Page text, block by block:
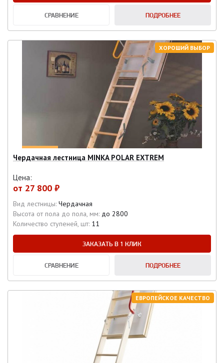
СРАВНЕНИЕ ПОДРОБНЕЕ
ХОРОШИЙ ВЫБОР
Чердачная лестница MINKA POLAR EXTREM
Цена:
от 27 800 ₽
Вид лестницы: Чердачная
Высота от пола до пола, мм: до 2800
Количество ступеней, шт: 11
ЗАКАЗАТЬ В 1 КЛИК
СРАВНЕНИЕ ПОДРОБНЕЕ
ЕВРОПЕЙСКОЕ КАЧЕСТВО